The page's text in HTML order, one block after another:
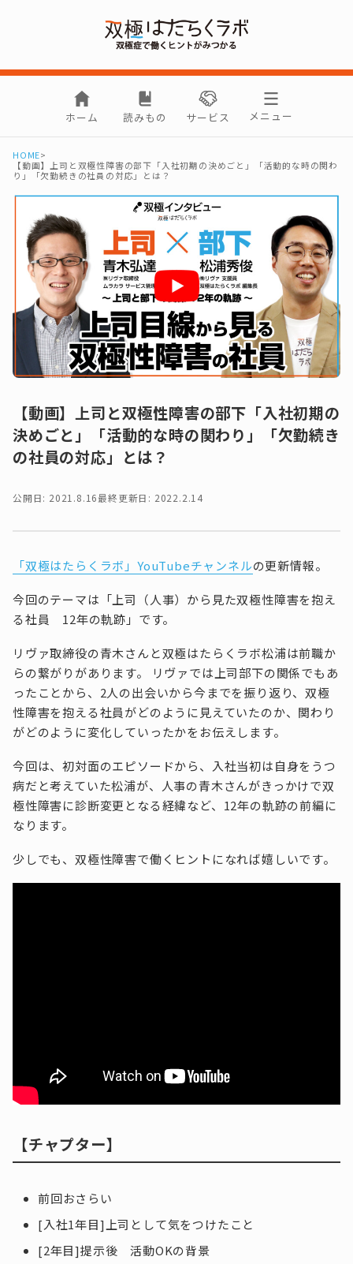
ホーム 読みもの サービス メニュー
HOME>
【動画】上司と双極性障害の部下「入社初期の決めごと」「活動的な時の関わ
り」「欠勤続きの社員の対応」とは？
【動画】上司と双極性障害の部下「入社初期の
決めごと」「活動的な時の関わり」「欠勤続き
の社員の対応」とは？
公開日: 2021.8.16最終更新日: 2022.2.14
「双極はたらくラボ」YouTubeチャンネルの更新情報。
今回のテーマは「上司（人事）から見た双極性障害を抱え
る社員 12年の軌跡」です。
リヴァ取締役の青木さんと双極はたらくラボ松浦は前職か
らの繋がりがあります。 リヴァでは上司部下の関係でもあ
ったことから、2人の出会いから今までを振り返り、双極
性障害を抱える社員がどのように見えていたのか、関わり
がどのように変化していったかをお伝えします。
今回は、初対面のエピソードから、入社当初は自身をうつ
病だと考えていた松浦が、人事の青木さんがきっかけで双
極性障害に診断変更となる経緯など、12年の軌跡の前編に
なります。
少しでも、双極性障害で働くヒントになれば嬉しいです。
【チャプター】
前回おさらい
[入社1年目]上司として気をつけたこと
[2年目]提示後 活動OKの背景